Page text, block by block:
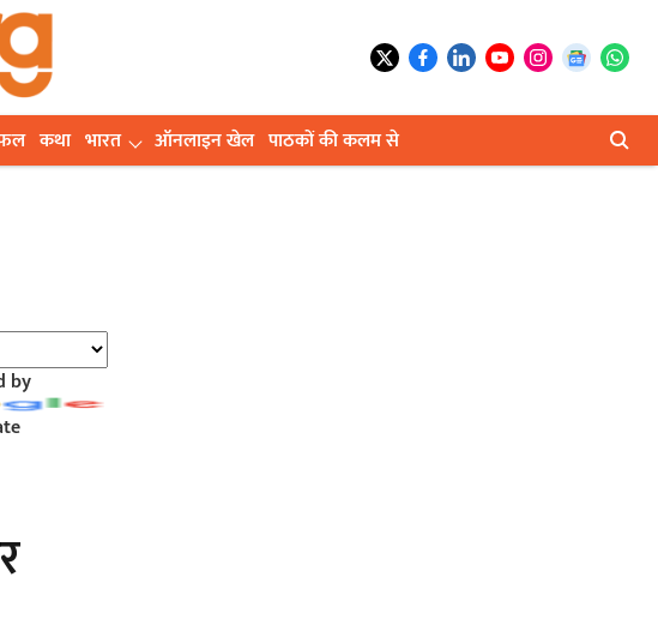
कथा भारत ऑनलाइन खेल पाठकों की कलम से
by